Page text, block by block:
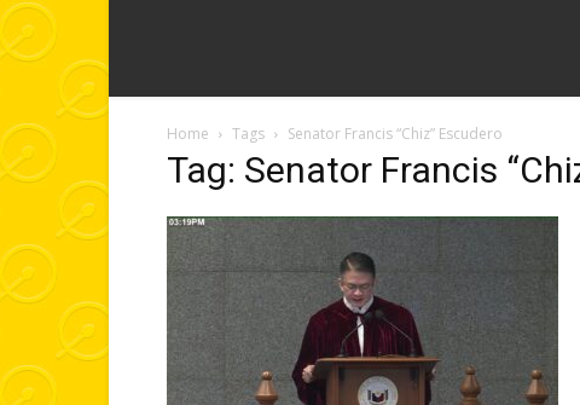
Home Tags Senator Francis “Chiz” Escudero
Tag: Senator Francis